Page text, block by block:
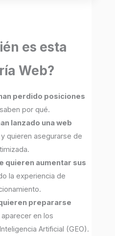
es esta
Web?
perdido posiciones
por qué.
lanzado una web
y quieren asegurarse de
quieren aumentar sus
la experiencia de
prepararse
en los
Artificial (GEO).